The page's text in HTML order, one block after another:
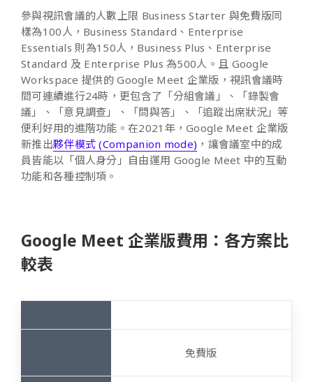
參與視訊會議的人數上限 Business Starter 與免費版同
樣為100人，Business Standard、Enterprise
Essentials 則為150人，Business Plus、Enterprise
Standard 及 Enterprise Plus 為500人。且 Google
Workspace 提供的 Google Meet 企業版，視訊會議時
間可連續進行24時，更包含了「分組會議」、「錄製會
議」、「意見調查」、「問與答」、「追蹤出席狀況」等
便利好用的進階功能。在2021年，Google Meet 企業版
新推出夥伴模式 (Companion mode) ，讓會議室中的成
員皆能以「個人身分」自由運用 Google Meet 中的互動
功能和各種控制項。
Google Meet 企業版費用：各方案比
較表
免費版